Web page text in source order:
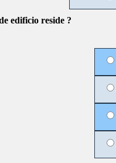
edificio reside ?